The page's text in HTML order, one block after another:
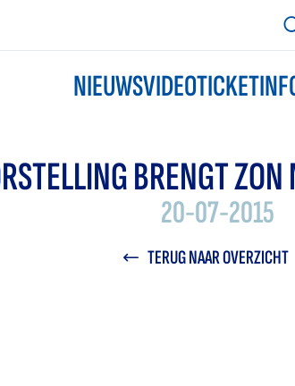
NIEUWSVIDEO
BRENGT
20-07-2015
TERUG NAAR OVERZICHT